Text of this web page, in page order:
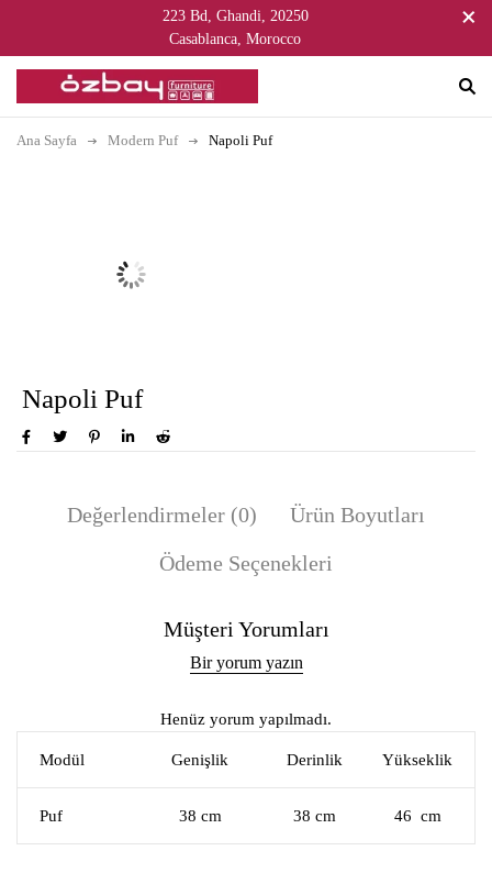
223 Bd, Ghandi, 20250
Casablanca, Morocco
Ana Sayfa Modern Puf Napoli Puf
Napoli Puf
Değerlendirmeler (0)
Ürün Boyutları
Ödeme Seçenekleri
Müşteri Yorumları
Bir yorum yazın
Henüz yorum yapılmadı.
Modül Genişlik Derinlik Yükseklik
Puf 38 cm 38 cm 46 cm